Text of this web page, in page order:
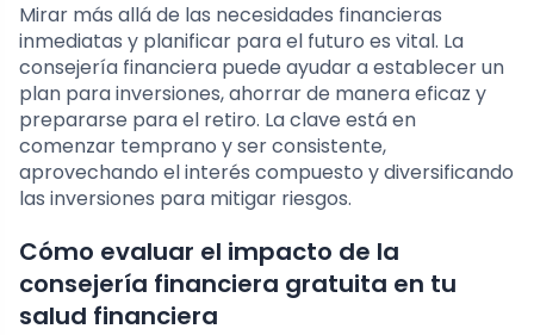
Mirar más allá de las necesidades financieras
inmediatas y planificar para el futuro es vital. La
consejería financiera puede ayudar a establecer un
plan para inversiones, ahorrar de manera eficaz y
prepararse para el retiro. La clave está en
comenzar temprano y ser consistente,
aprovechando el interés compuesto y diversificando
las inversiones para mitigar riesgos.
Cómo evaluar el impacto de la
consejería financiera gratuita en tu
salud financiera